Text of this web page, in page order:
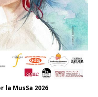
la MusSa 2026